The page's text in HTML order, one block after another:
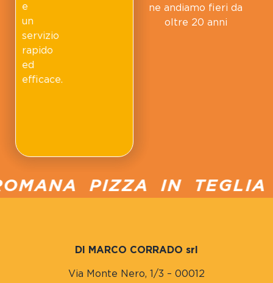
ne andiamo fieri da
oltre 20 anni
e
un
servizio
rapido
ed
efficace.
PIZZA IN TEGLIA
DI MARCO CORRADO srl
Via Monte Nero, 1/3 – 00012